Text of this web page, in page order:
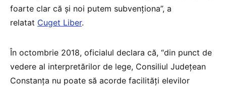
foarte clar că şi noi putem subvenţiona”, a
relatat Cuget Liber.
În octombrie 2018, oficialul declara că, “din punct de
vedere al interpretărilor de lege, Consiliul Judeţean
Constanţa nu poate să acorde facilităţi elevilor